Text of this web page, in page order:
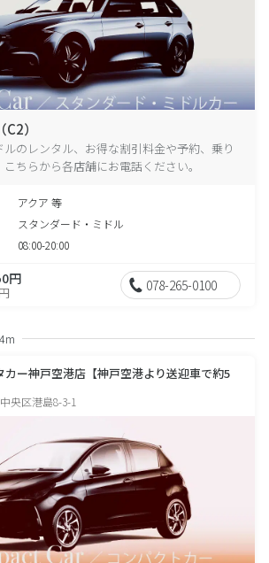
）
のレンタル、お得な割引料金や予約、乗り
ちらから各店舗にお電話ください。
アクア 等
スタンダード・ミドル
08:00-20:00
円 078-265-0100
カー神戸空港店【神戸空港より送迎車で約5
央区港島8-3-1